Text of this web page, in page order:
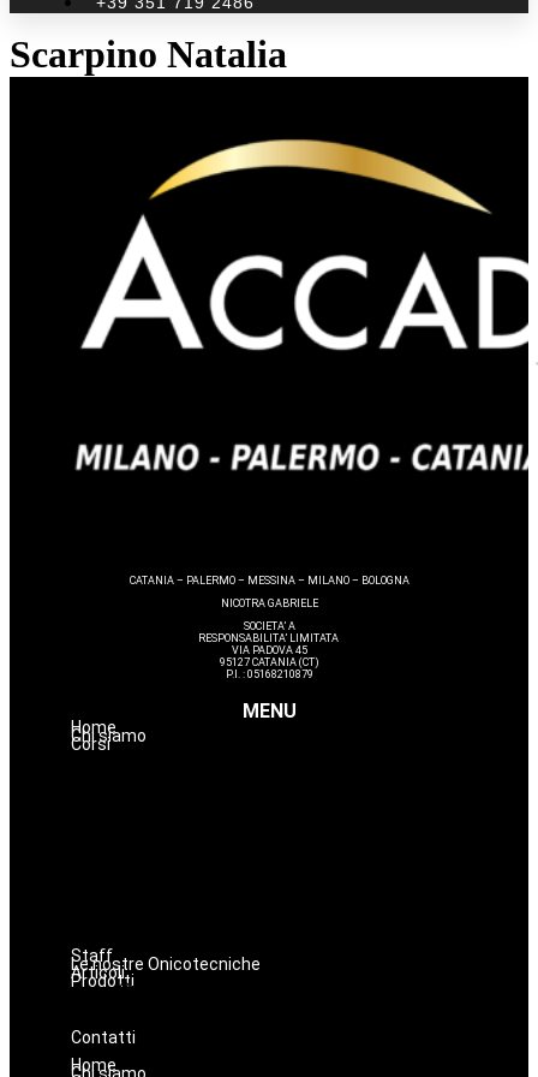
Scarpino Natalia
CATANIA – PALERMO – MESSINA – MILANO – BOLOGNA
NICOTRA GABRIELE
SOCIETA’ A
RESPONSABILITA’ LIMITATA
VIA PADOVA 45
95127 CATANIA (CT)
P.I. : 05168210879
MENU
Home
Chi siamo
Corsi
Staff
Le nostre Onicotecniche
Articoli
ProdottiOniconails
Prodotti per ricostruzione unghie
Contatti
Home